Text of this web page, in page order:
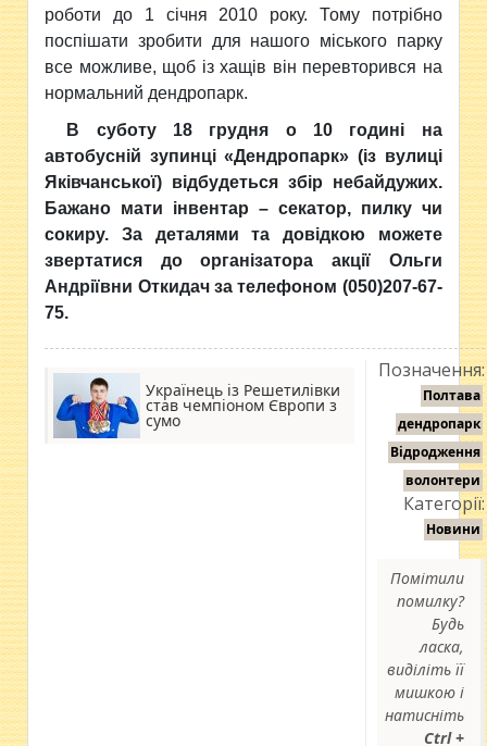
роботи до 1 січня 2010 року. Тому потрібно
поспішати зробити для нашого міського парку
все можливе, щоб із хащів він перевторився на
нормальний дендропарк.
В суботу 18 грудня о 10 годині на
автобусній зупинці «Дендропарк» (із вулиці
Яківчанської) відбудеться збір небайдужих.
Бажано мати інвентар – секатор, пилку чи
сокиру. За деталями та довідкою можете
звертатися до організатора акції Ольги
Андріївни Откидач за телефоном (050)207-67-
75.
Українець із Решетилівки
став чемпіоном Європи з
сумо
Позначення:
Полтава
дендропарк
Відродження
волонтери
Категорії:
Новини
Помітили
помилку?
Будь
ласка,
виділіть її
мишкою і
натисніть
Ctrl +